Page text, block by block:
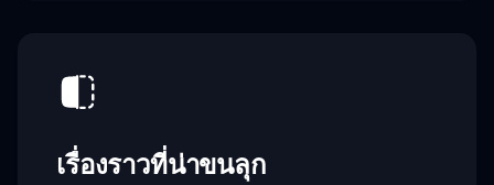
เรื่องราวที่น่าขนลุก